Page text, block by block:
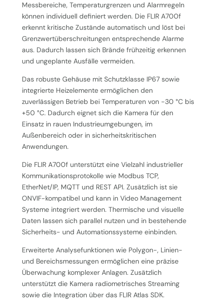
Messbereiche, Temperaturgrenzen und Alarmregeln
können individuell definiert werden. Die FLIR A700f
erkennt kritische Zustände automatisch und löst bei
Grenzwertüberschreitungen entsprechende Alarme
aus. Dadurch lassen sich Brände frühzeitig erkennen
und ungeplante Ausfälle vermeiden.
Das robuste Gehäuse mit Schutzklasse IP67 sowie
integrierte Heizelemente ermöglichen den
zuverlässigen Betrieb bei Temperaturen von -30 °C bis
+50 °C. Dadurch eignet sich die Kamera für den
Einsatz in rauen Industrieumgebungen, im
Außenbereich oder in sicherheitskritischen
Anwendungen.
Die FLIR A700f unterstützt eine Vielzahl industrieller
Kommunikationsprotokolle wie Modbus TCP,
EtherNet/IP, MQTT und REST API. Zusätzlich ist sie
ONVIF-kompatibel und kann in Video Management
Systeme integriert werden. Thermische und visuelle
Daten lassen sich parallel nutzen und in bestehende
Sicherheits- und Automationssysteme einbinden.
Erweiterte Analysefunktionen wie Polygon-, Linien-
und Bereichsmessungen ermöglichen eine präzise
Überwachung komplexer Anlagen. Zusätzlich
unterstützt die Kamera radiometrisches Streaming
sowie die Integration über das FLIR Atlas SDK.